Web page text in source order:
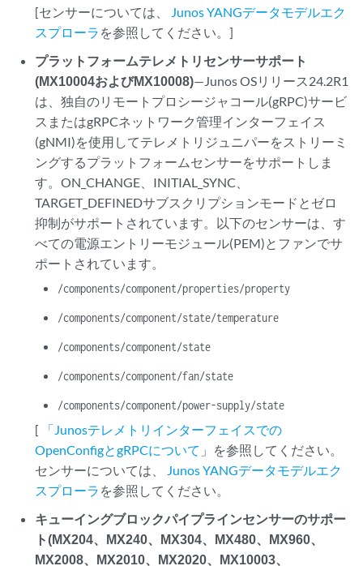
[センサーについては、 Junos YANGデータモデルエク
スプローラ を参照してください。]
プラットフォームテレメトリセンサーサポート
(MX10004およびMX10008)—Junos OSリリース24.2R1
は、独自のリモートプロシージャコール(gRPC)サービ
スまたはgRPCネットワーク管理インターフェイス
(gNMI)を使用してテレメトリジュニパーをストリーミ
ングするプラットフォームセンサーをサポートしま
す。ON_CHANGE、INITIAL_SYNC、
TARGET_DEFINEDサブスクリプションモードとゼロ
抑制がサポートされています。以下のセンサーは、す
べての電源エントリーモジュール(PEM)とファンでサ
ポートされています。
/components/component/properties/property
/components/component/state/temperature
/components/component/state
/components/component/fan/state
/components/component/power-supply/state
[
「Junosテレメトリインターフェイスでの
OpenConfigとgRPCについて 」を参照してください。
センサーについては、 Junos YANGデータモデルエク
スプローラ を参照してください。
キューイングブロックパイプラインセンサーのサポー
ト(MX204、MX240、MX304、MX480、MX960、
MX2008、MX2010、MX2020、MX10003、